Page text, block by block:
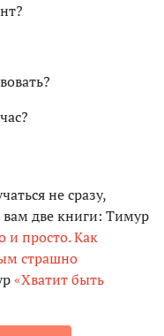
не сразу,
две книги: Тимур
и просто. Как
страшно
«Хватит быть